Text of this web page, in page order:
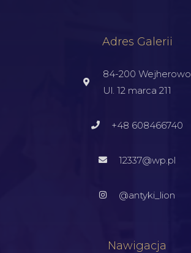
Adres Galerii
84-200 Wejherowo
Ul. 12 marca 211
+48 608466740
12337@wp.pl
@antyki_lion
Nawigacja